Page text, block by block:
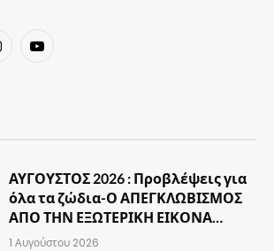
YouTube
ΑΥΓΟΥΣΤΟΣ 2026 : Προβλέψεις για
όλα τα ζώδια-Ο ΑΠΕΓΚΛΩΒΙΣΜΟΣ
ΑΠΟ ΤΗΝ ΕΞΩΤΕΡΙΚΗ ΕΙΚΟΝΑ…
1 Αυγούστου 2026